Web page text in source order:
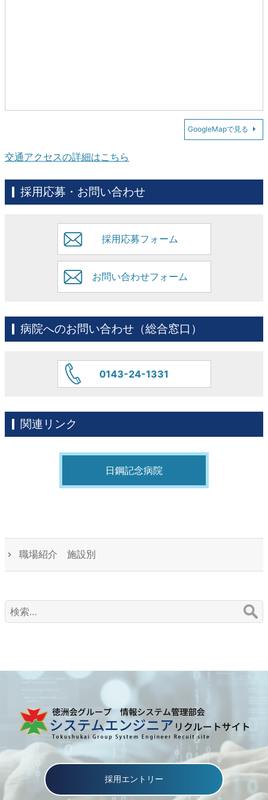
GoogleMapで見る
交通アクセスの詳細はこちら
採用応募・お問い合わせ
採用応募フォーム
お問い合わせフォーム
病院へのお問い合わせ（総合窓口）
0143-24-1331
関連リンク
日鋼記念病院
職場紹介 施設別
検
索:
採用エントリー